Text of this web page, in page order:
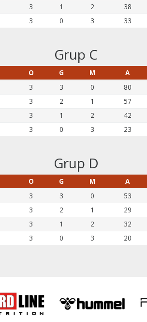
3 1 2 38
3 0 3 33
Grup C
O G M A
3 3 0 80
3 2 1 57
3 1 2 42
3 0 3 23
Grup D
O G M A
3 3 0 53
3 2 1 29
3 1 2 32
3 0 3 20